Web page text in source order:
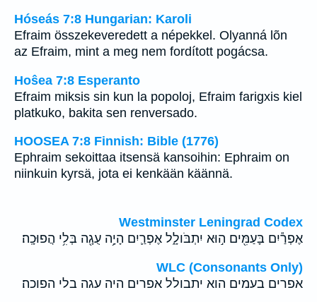
Hóseás 7:8 Hungarian: Karoli
Efraim összekeveredett a népekkel. Olyanná lõn
az Efraim, mint a meg nem fordított pogácsa.
Hoŝea 7:8 Esperanto
Efraim miksis sin kun la popoloj, Efraim farigxis kiel
platkuko, bakita sen renversado.
HOOSEA 7:8 Finnish: Bible (1776)
Ephraim sekoittaa itsensä kansoihin: Ephraim on
niinkuin kyrsä, jota ei kenkään käännä.
Westminster Leningrad Codex
אֶפְרַ֕יִם בָּעַמִּ֖ים ה֣וּא יִתְבֹּולָ֑ל אֶפְרַ֛יִם הָיָ֥ה עֻגָ֖ה בְּלִ֥י הֲפוּכָֽה׃
WLC (Consonants Only)
אפרים בעמים הוא יתבולל אפרים היה עגה בלי הפוכה׃